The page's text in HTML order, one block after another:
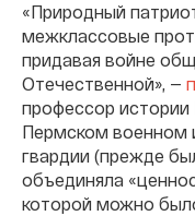
«Природный
межклассовые
придавая войне
Отечественной», —
профессор
Пермском военном
гвардии (прежде
объединяла
которой можно